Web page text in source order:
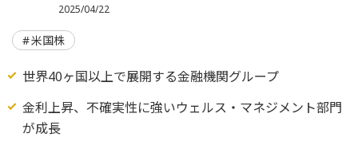
2025/04/22
米国株
世界40ヶ国以上で展開する金融機関グループ
金利上昇、不確実性に強いウェルス・マネジメント部門
が成長